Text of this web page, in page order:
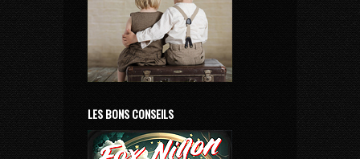
LES BONS CONSEILS